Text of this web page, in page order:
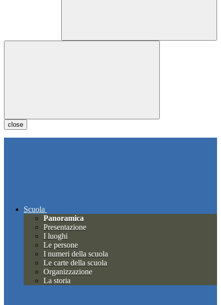
close
Scuola
Panoramica
Presentazione
I luoghi
Le persone
I numeri della scuola
Le carte della scuola
Organizzazione
La storia